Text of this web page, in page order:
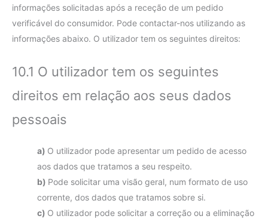
informações solicitadas após a receção de um pedido
verificável do consumidor. Pode contactar-nos utilizando as
informações abaixo. O utilizador tem os seguintes direitos:
10.1 O utilizador tem os seguintes
direitos em relação aos seus dados
pessoais
O utilizador pode apresentar um pedido de acesso
aos dados que tratamos a seu respeito.
Pode solicitar uma visão geral, num formato de uso
corrente, dos dados que tratamos sobre si.
O utilizador pode solicitar a correção ou a eliminação